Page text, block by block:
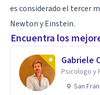
es considerado el tercer
Newton y Einstein.
Encuentra los
Gabriele
Psicologo y
San